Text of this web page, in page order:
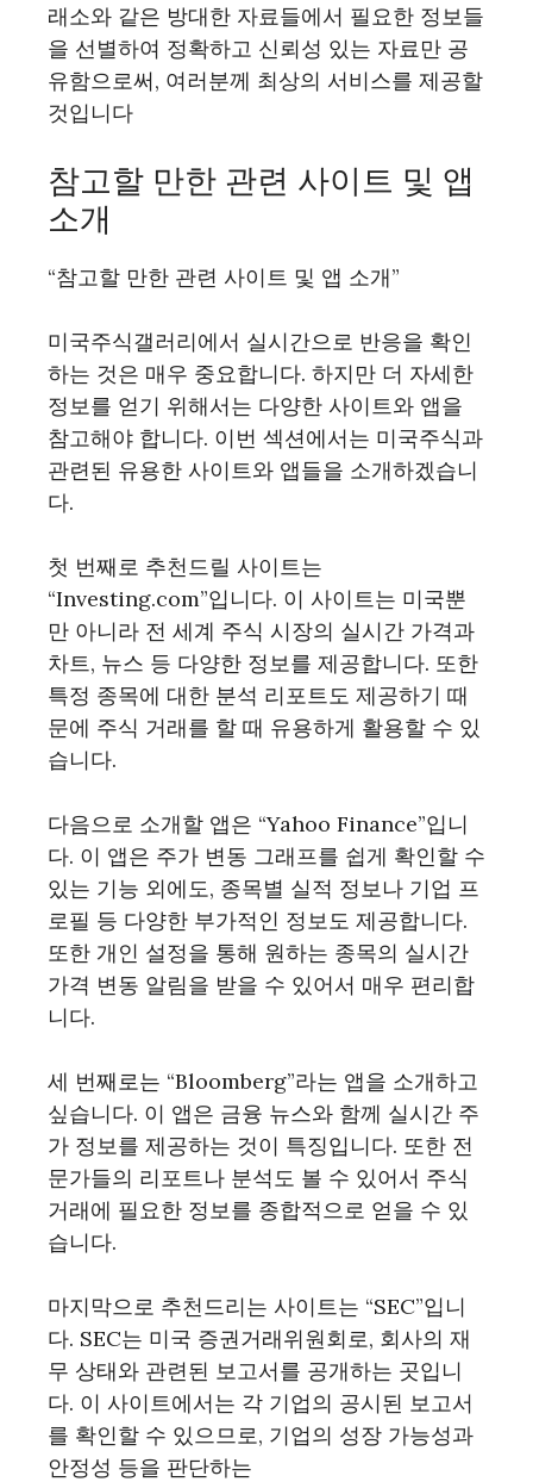
래소와 같은 방대한 자료들에서 필요한 정보들
을 선별하여 정확하고 신뢰성 있는 자료만 공
유함으로써, 여러분께 최상의 서비스를 제공할
것입니다
참고할 만한 관련 사이트 및 앱
소개
“참고할 만한 관련 사이트 및 앱 소개”
미국주식갤러리에서 실시간으로 반응을 확인
하는 것은 매우 중요합니다. 하지만 더 자세한
정보를 얻기 위해서는 다양한 사이트와 앱을
참고해야 합니다. 이번 섹션에서는 미국주식과
관련된 유용한 사이트와 앱들을 소개하겠습니
다.
첫 번째로 추천드릴 사이트는
“Investing.com”입니다. 이 사이트는 미국뿐
만 아니라 전 세계 주식 시장의 실시간 가격과
차트, 뉴스 등 다양한 정보를 제공합니다. 또한
특정 종목에 대한 분석 리포트도 제공하기 때
문에 주식 거래를 할 때 유용하게 활용할 수 있
습니다.
다음으로 소개할 앱은 “Yahoo Finance”입니
다. 이 앱은 주가 변동 그래프를 쉽게 확인할 수
있는 기능 외에도, 종목별 실적 정보나 기업 프
로필 등 다양한 부가적인 정보도 제공합니다.
또한 개인 설정을 통해 원하는 종목의 실시간
가격 변동 알림을 받을 수 있어서 매우 편리합
니다.
세 번째로는 “Bloomberg”라는 앱을 소개하고
싶습니다. 이 앱은 금융 뉴스와 함께 실시간 주
가 정보를 제공하는 것이 특징입니다. 또한 전
문가들의 리포트나 분석도 볼 수 있어서 주식
거래에 필요한 정보를 종합적으로 얻을 수 있
습니다.
마지막으로 추천드리는 사이트는 “SEC”입니
다. SEC는 미국 증권거래위원회로, 회사의 재
무 상태와 관련된 보고서를 공개하는 곳입니
다. 이 사이트에서는 각 기업의 공시된 보고서
를 확인할 수 있으므로, 기업의 성장 가능성과
안정성 등을 판단하는